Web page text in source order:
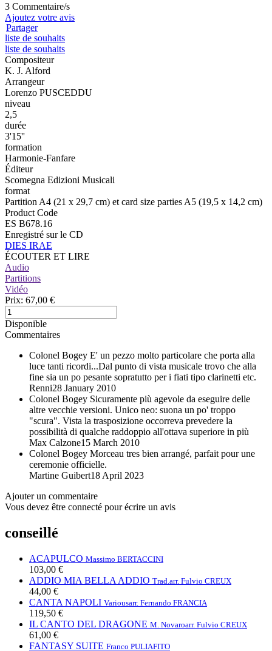
3 Commentaire/s
Ajoutez votre avis
Partager
liste de souhaits
liste de souhaits
Compositeur
K. J. Alford
Arrangeur
Lorenzo PUSCEDDU
niveau
2,5
durée
3'15''
formation
Harmonie-Fanfare
Éditeur
Scomegna Edizioni Musicali
format
Partition A4 (21 x 29,7 cm) et card size parties A5 (19,5 x 14,2 cm)
Product Code
ES B678.16
Enregistré sur le CD
DIES IRAE
ÉCOUTER ET LIRE
Audio
Partitions
Vidéo
Prix: 67,00 €
Disponible
Commentaires
Colonel Bogey E' un pezzo molto particolare che porta alla
luce tanti ricordi...Dal punto di vista musicale trovo che alla
fine sia un po pesante sopratutto per i fiati tipo clarinetti etc.
Renni28 January 2010
Colonel Bogey Sicuramente più agevole da eseguire delle
altre vecchie versioni. Unico neo: suona un po' troppo
"scura". Vista la trasposizione occorreva prevedere la
possibilità di qualche raddoppio all'ottava superiore in più
Max Calzone15 March 2010
Colonel Bogey Morceau tres bien arrangé, parfait pour une
ceremonie officielle.
Martine Guibert18 April 2023
Ajouter un commentaire
Vous devez être connecté pour écrire un avis
conseillé
ACAPULCO Massimo BERTACCINI
103,00 €
ADDIO MIA BELLA ADDIO Trad. arr. Fulvio CREUX
44,00 €
CANTA NAPOLI Variousarr. Fernando FRANCIA
119,50 €
IL CANTO DEL DRAGONE M. Novaroarr. Fulvio CREUX
61,00 €
FANTASY SUITE Franco PULIAFITO